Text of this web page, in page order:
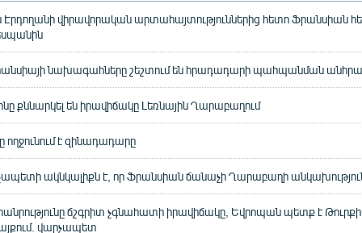
վիրավորական արտահայտություններից հետո Ֆրանսիան
նախագահները շեշտում են հրադադարի պահպանման
քննարկել են իրավիճակը Լեռնային Ղարաբաղում
ողջունում է զինադադարը
ակնկալիքն է, որ Ֆրանսիան ճանաչի Ղարաբաղի
ճշգրիտ չգնահատի իրավիճակը, Եվրոպան պետք է
վարչապետ